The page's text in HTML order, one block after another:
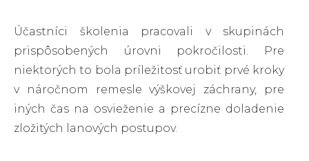
Účastníci školenia pracovali v skupinách
prispôsobených úrovni pokročilosti. Pre
niektorých to bola príležitosť urobiť prvé kroky
v náročnom remesle výškovej záchrany, pre
iných čas na osvieženie a precízne doladenie
zložitých lanových postupov.